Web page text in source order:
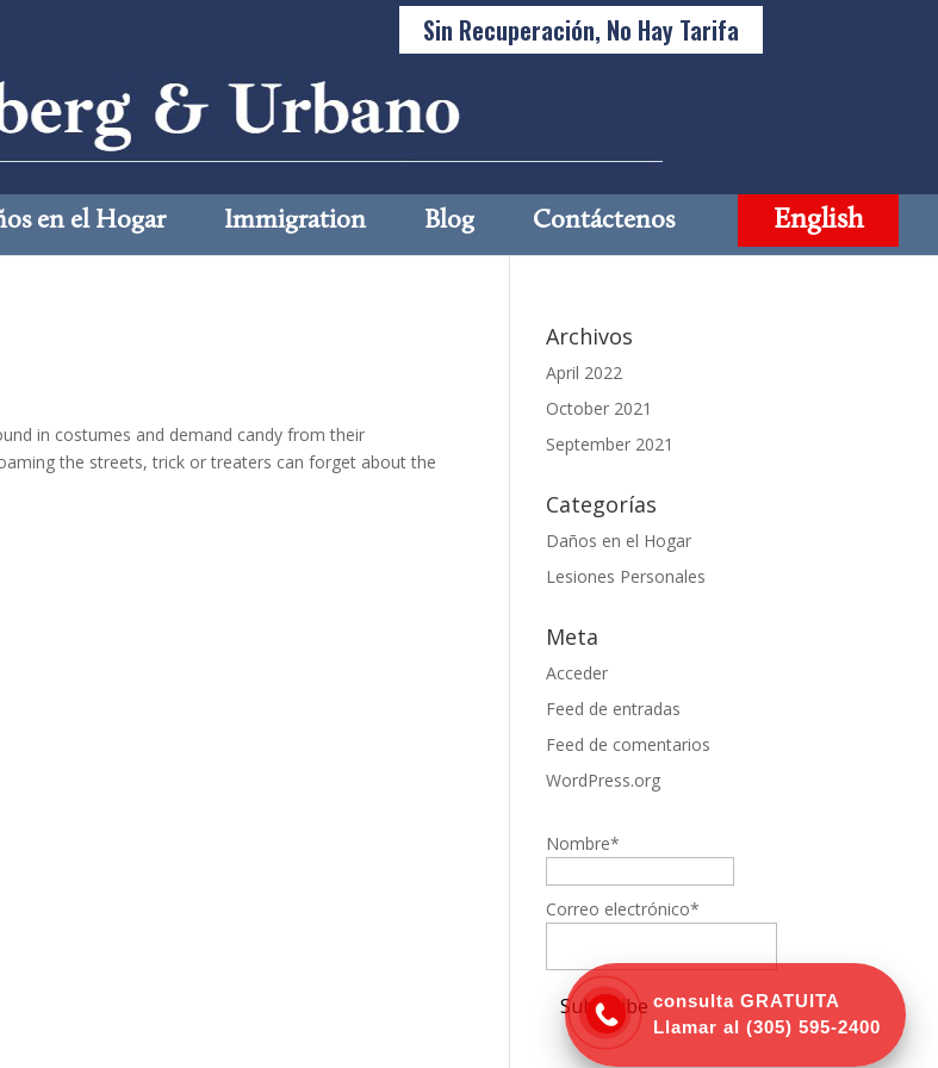
Sin Recuperación, No Hay Tarifa
en el Hogar Immigration Blog Contáctenos English
in costumes and demand candy from their
the streets, trick or treaters can forget about the
Archivos
April 2022
October 2021
September 2021
Categorías
Daños en el Hogar
Lesiones Personales
Meta
Acceder
Feed de entradas
Feed de comentarios
WordPress.org
Nombre*
Correo electrónico*
consulta GRATUITA
Llamar al (305) 595-2400